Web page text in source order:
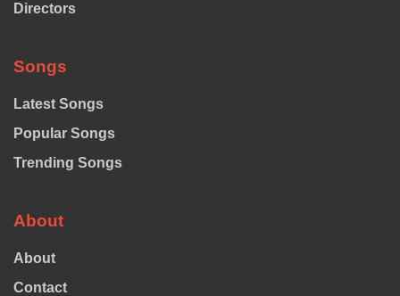
Directors
Songs
Latest Songs
Popular Songs
Trending Songs
About
About
Contact